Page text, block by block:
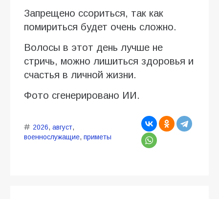
Запрещено ссориться, так как
помириться будет очень сложно.
Волосы в этот день лучше не
стричь, можно лишиться здоровья и
счастья в личной жизни.
Фото сгенерировано ИИ.
2026, август,
военнослужащие, приметы